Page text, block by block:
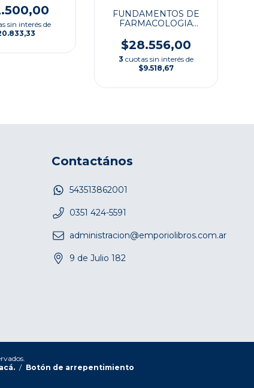
sin interés de
FUNDAMENTOS DE
FARMACOLOGIA
$28.556,00
3 cuotas sin interés de
$9.518,67
Contactános
543513862001
0351 424-5591
administracion@emporiolibros.com.ar
9 de Julio 182
/ Botón de arrepentimiento